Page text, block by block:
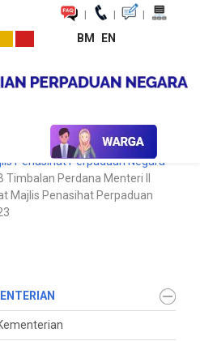
| | |
BM EN
Latar Belakang Kementerian
Penasihat Perpaduan Negara
Timbalan Perdana Menteri II
Majlis Penasihat Perpaduan